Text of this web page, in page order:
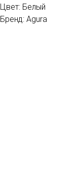
Цвет: Белый
Бренд: Agura